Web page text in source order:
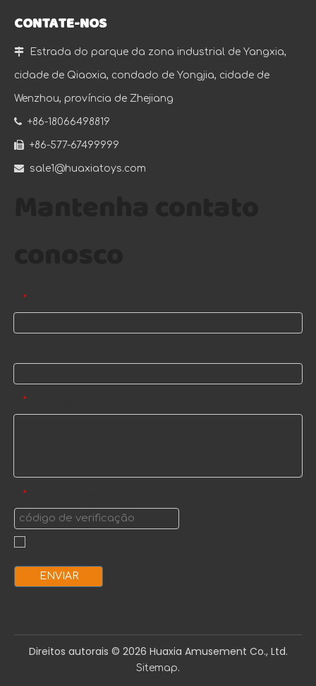
CONTATE-NOS
 Estrada do parque da zona industrial de Yangxia,
cidade de Qiaoxia, condado de Yongjia, cidade de
Wenzhou, província de Zhejiang
 +86-18066498819
 +86-577-67499999
 sale1@huaxiatoys.com
*
*
*
ENVIAR
Direitos autorais ©️ 2026 Huaxia Amusement Co., Ltd.
Sitemap.